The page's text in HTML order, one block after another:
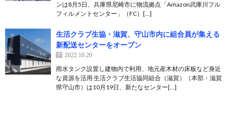
ンは8月5日、兵庫県尼崎市に物流拠点「Amazon武庫川フル
フィルメントセンター」（FC）[…]
生活クラブ生協・滋賀、守山市内に組合員が集える
新配送センターをオープン
2022.10.20
雨水タンク設置し建物内で利用、地元産木材の床板など身近
な資源を活用 生活クラブ生活協同組合（滋賀）（本部・滋賀
県守山市）は10月19日、新たなセンター[…]